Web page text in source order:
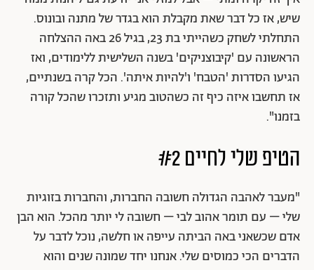
שיש, אז כל דבר שאת מקבלת הוא בגדר של מתנה ובונוס.
התחלתי לשחק כשהייתי בת 23, בגיל 26 באה ההצלחה
הראשונה עם 'קיבוצניקים' בשנה השלישית ללימודים, ואז
הגיעו הסדרות 'הטבח' ו'להיות איתה'. הכל קרה בשנתיים,
אז תחשבו איזה כיף זה כשהטוב מגיע ותזכרו שהכל קורה
בזמנו".
הטיפ שלי לחיים #2
"מעבר לאהבה הגדולה חשובה החברות, והחברות בזוגיות
שלי – עם תומר אהוב לבי – חשובה לי יותר מהכל. הוא הבן
אדם שכשאני באה הביתה עייפה או חלשה, נוכל לדבר על
הדברים הכי כמוסים שלי. אנחנו יחד שמונה שנים והוא